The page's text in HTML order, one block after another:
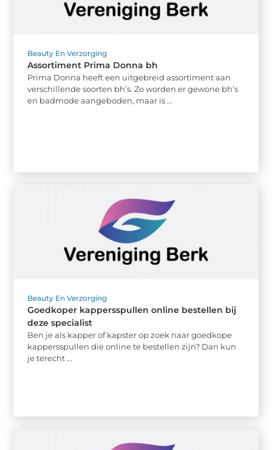
Beauty En Verzorging
Assortiment Prima Donna bh
Prima Donna heeft een uitgebreid assortiment aan
verschillende soorten bh’s. Zo worden er gewone bh’s
en badmode aangeboden, maar is ...
Beauty En Verzorging
Goedkoper kappersspullen online bestellen bij
deze specialist
Ben je als kapper of kapster op zoek naar goedkope
kappersspullen die online te bestellen zijn? Dan kun
je terecht ...